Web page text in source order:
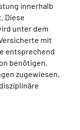
innerhalb
Diese
unter dem
mit
entsprechend
benötigen,
zugewiesen,